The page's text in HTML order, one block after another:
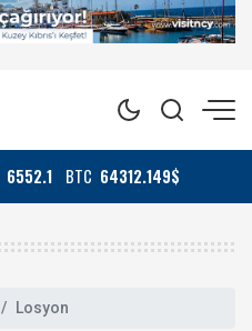
6552.1 BTC 64312.149$
Losyon